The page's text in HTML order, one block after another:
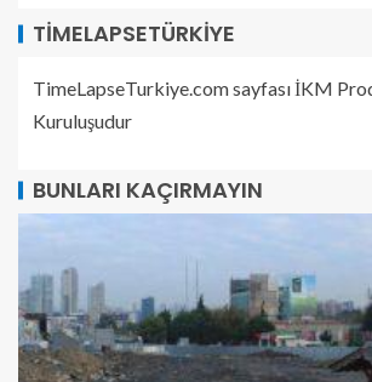
TIMELAPSETÜRKIYE
TimeLapseTurkiye.com sayfası İKM
Kuruluşudur
BUNLARI KAÇIRMAYIN